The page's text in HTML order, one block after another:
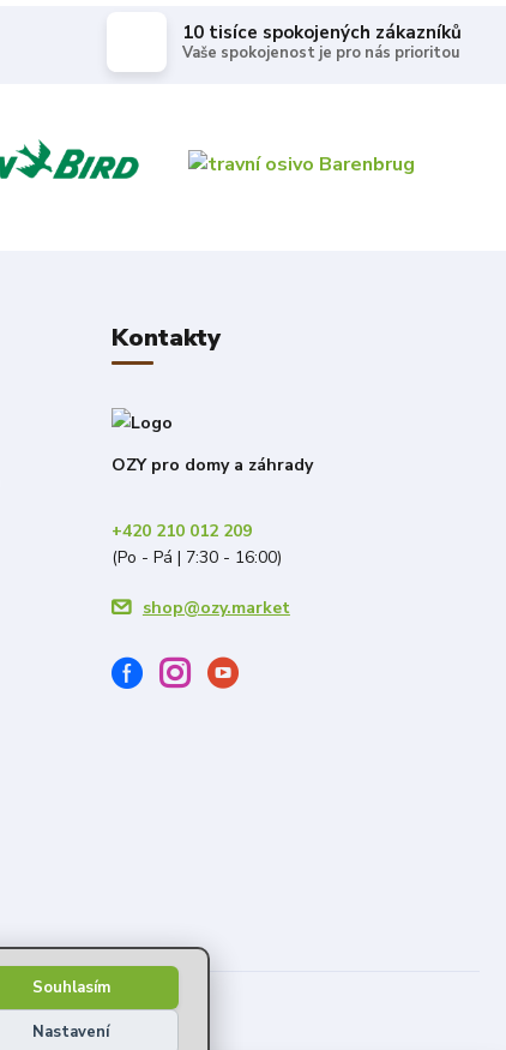
10 tisíce spokojených zákazníků
Vaše spokojenost je pro nás prioritou
Kontakty
OZY pro domy a záhrady
+420 210 012 209
(Po - Pá | 7:30 - 16:00)
shop@ozy.market
Nastavení
Souhlasím